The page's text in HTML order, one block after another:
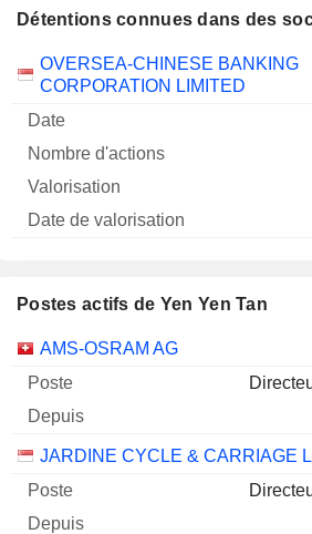
Détentions connues dans des
Société Date
Nombre
d'actions
Valorisation
OVERSEA-CHINESE BANKING
CORPORATION LIMITED
Postes actifs de Yen Yen Tan
Sociétés Poste Début
AMS-OSRAM AG
JARDINE CYCLE & CARRIAGE